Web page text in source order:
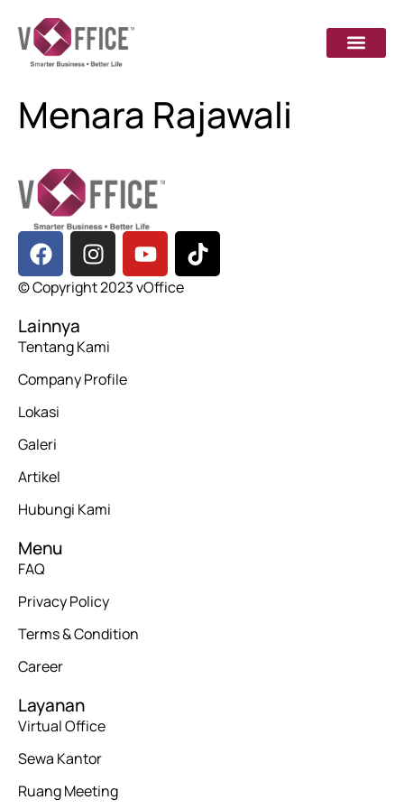
Menara Rajawali
Layanan
Virtual Office
Sewa Kantor
Ruang Meeting
Menu
FAQ
Privacy Policy
Terms & Condition
Career
Lainnya
Tentang Kami
Company Profile
Lokasi
Galeri
Artikel
Hubungi Kami
© Copyright 2023 vOffice